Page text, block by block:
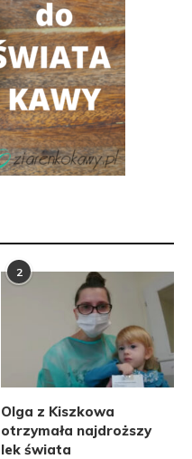
2
Olga z Kiszkowa
otrzymała najdroższy
lek świata